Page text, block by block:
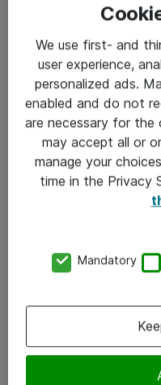
Mingling og lunsj
We use first- and
user experience,
personalized ads.
enabled and do not
are necessary for the
may accept all or
manage your
time in the Privacy
Mandatory